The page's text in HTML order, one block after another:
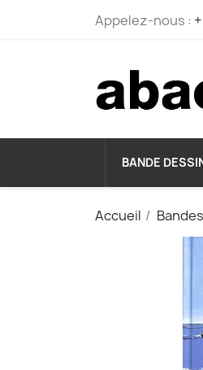
Appelez-nous :
BANDE
Accueil